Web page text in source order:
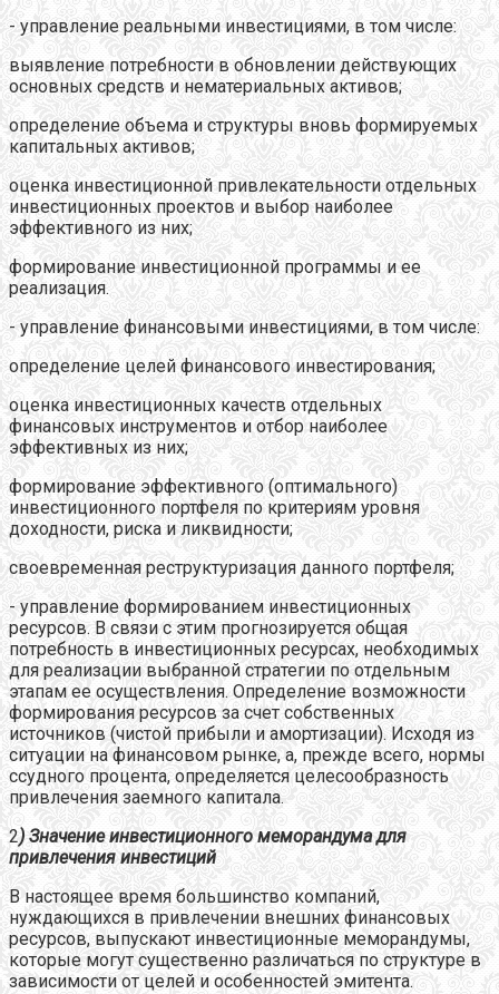
- управление реальными инвестициями, в том числе:
выявление потребности в обновлении действующих
основных средств и нематериальных активов;
определение объема и структуры вновь формируемых
капитальных активов;
оценка инвестиционной привлекательности отдельных
инвестиционных проектов и выбор наиболее
эффективного из них;
формирование инвестиционной программы и ее
реализация.
- управление финансовыми инвестициями, в том числе:
определение целей финансового инвестирования;
оценка инвестиционных качеств отдельных
финансовых инструментов и отбор наиболее
эффективных из них;
формирование эффективного (оптимального)
инвестиционного портфеля по критериям уровня
доходности, риска и ликвидности;
своевременная реструктуризация данного портфеля;
- управление формированием инвестиционных
ресурсов. В связи с этим прогнозируется общая
потребность в инвестиционных ресурсах, необходимых
для реализации выбранной стратегии по отдельным
этапам ее осуществления. Определение возможности
формирования ресурсов за счет собственных
источников (чистой прибыли и амортизации). Исходя из
ситуации на финансовом рынке, а, прежде всего, нормы
ссудного процента, определяется целесообразность
привлечения заемного капитала.
2) Значение инвестиционного меморандума для
привлечения инвестиций
В настоящее время большинство компаний,
нуждающихся в привлечении внешних финансовых
ресурсов, выпускают инвестиционные меморандумы,
которые могут существенно различаться по структуре в
зависимости от целей и особенностей эмитента.